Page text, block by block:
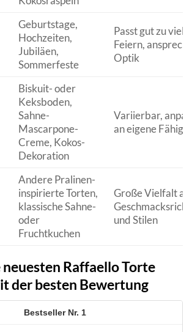
Geburtstage,
Hochzeiten,
Jubiläen,
Sommerfeste
Passt gut zu
Feiern,
Optik
Biskuit- oder
Keksboden,
Sahne-
Mascarpone-
Creme, Kokos-
Dekoration
Variierbar,
an eigene
Andere Pralinen-
inspirierte Torten,
klassische Sahne-
oder
Fruchtkuchen
Große Vielfalt an
und Stilen
neuesten Raffaello Torte
der besten Bewertung
1